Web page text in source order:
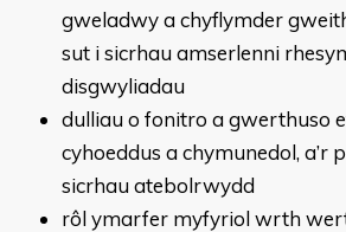
gweladwy a chyflymder
sut i sicrhau amserlenni
disgwyliadau
dulliau o fonitro a gwerthuso
cyhoeddus a chymunedol, a’r
sicrhau atebolrwydd
rôl ymarfer myfyriol wrth